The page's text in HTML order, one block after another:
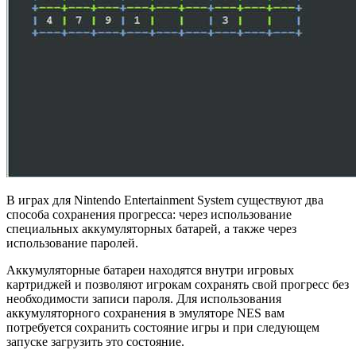
В играх для Nintendo Entertainment System существуют два
способа сохранения прогресса: через использование
специальных аккумуляторных батарей, а также через
использование паролей.
Аккумуляторные батареи находятся внутри игровых
картриджей и позволяют игрокам сохранять свой прогресс без
необходимости записи пароля. Для использования
аккумуляторного сохранения в эмуляторе NES вам
потребуется сохранить состояние игры и при следующем
запуске загрузить это состояние.